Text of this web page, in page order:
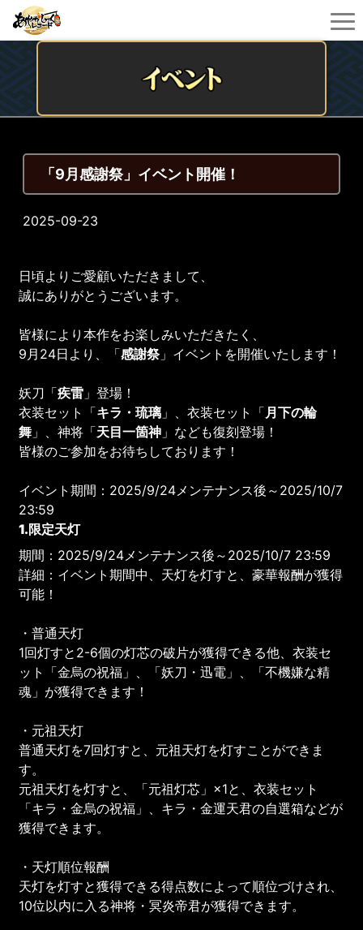
「9月感謝祭」イベント開催！
2025-09-23
日頃よりご愛顧いただきまして、
誠にありがとうございます。
皆様により本作をお楽しみいただきたく、
9月24日より、「感謝祭」イベントを開催いたします！
妖刀「疾雷 」登場！
衣装セット「キラ・琉璃 」、衣装セット「 月下の輪
舞 」、神将「天目一箇神 」なども復刻登場！
皆様のご参加をお待ちしております！
イベント期間：2025/9/24メンテナンス後～2025/10/7
23:59
1.限定天灯
期間：2025/9/24メンテナンス後～2025/10/7 23:59
詳細：イベント期間中、天灯を灯すと、豪華報酬が獲得
可能！
・普通天灯
1回灯すと2-6個の灯芯の破片が獲得できる他、衣装セ
ット「金烏の祝福」、「妖刀・迅電」、「不機嫌な精
魂」が獲得できます！
・元祖天灯
普通天灯を7回灯すと、元祖天灯を灯すことができま
す。
元祖天灯を灯すと、「元祖灯芯」×1と、衣装セット
「キラ・金烏の祝福」、キラ・金運天君の自選箱などが
獲得できます。
・天灯順位報酬
天灯を灯すと獲得できる得点数によって順位づけされ、
10位以内に入る神将・冥炎帝君が獲得できます。